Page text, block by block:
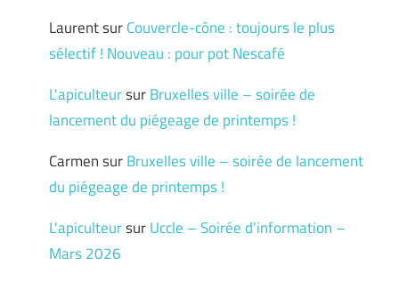
LaurentsurCouvercle-cône : toujours le plus
sélectif ! Nouveau : pour pot Nescafé
L'apiculteursurBruxelles ville – soirée de
lancement du piégeage de printemps !
CarmensurBruxelles ville – soirée de lancement
du piégeage de printemps !
L'apiculteursurUccle – Soirée d’information –
Mars 2026